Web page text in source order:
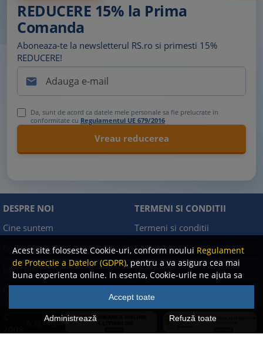
Acest site foloseste Cookie-uri, conform noului Regulament
de Protectie a Datelor (GDPR), pentru a va asigura cea mai
buna experienta online. In esenta, Cookie-urile ne ajuta sa
imbunatatim continutul de pe site, oferindu-va dvs.,
cititorul, o experienta online personalizata si mult mai
rapida. Ele sunt folosite doar de site-ul nostru si partenerii
nostri de incredere. Click
pentru detalii despre politica
de Cookie-uri.
Accept toate
Administrează Refuză toate
REDUCERE 15% la Prima
Comanda
Aboneaza-te la newsletterul RS.ro si primesti 15%
REDUCERE!

Da, sunt de acord ca datele mele personale sa fie prelucrate in
conformitate cu Regulamentul UE 679/2016
DESPRE NOI
Cine suntem
Cum comand?
Cum platesc?
TERMENI SI CONDITII
Termeni si conditii
Facebook
Contact
A.N.P.C.